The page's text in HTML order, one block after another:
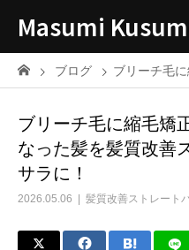
Masumi
ブログ ブリーチ毛に縮毛矯正かけ
ブリーチ毛に縮毛矯
なった髪を髪質改善
サラに！
2026.05.06 髪質改善ストレート